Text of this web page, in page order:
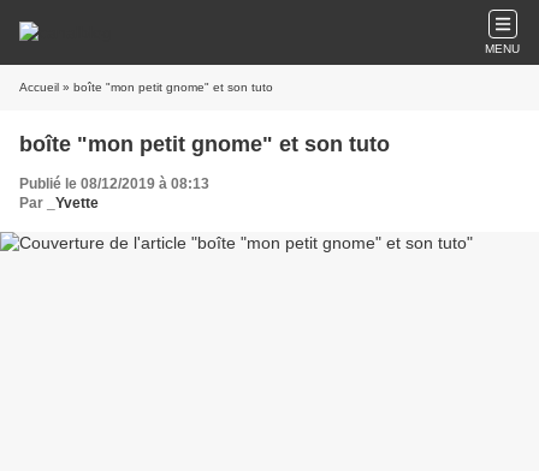
MENU
Accueil » boîte "mon petit gnome" et son tuto
boîte "mon petit gnome" et son tuto
Publié le 08/12/2019 à 08:13
Par
_Yvette